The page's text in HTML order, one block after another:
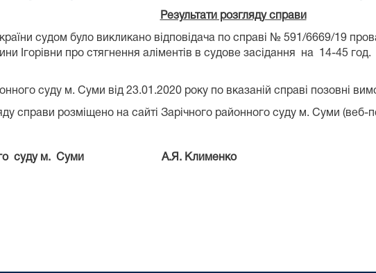
Результати розгляду справи
судом було викликано відповідача по справі № 591/6669/19
Ігорівни про стягнення аліментів в судове засідання на 14-45
суду м. Суми від 23.01.2020 року по вказаній справі позовні
справи розміщено на сайті Зарічного районного суду м. Суми (веб-
суду м. Суми А.Я. Клименко